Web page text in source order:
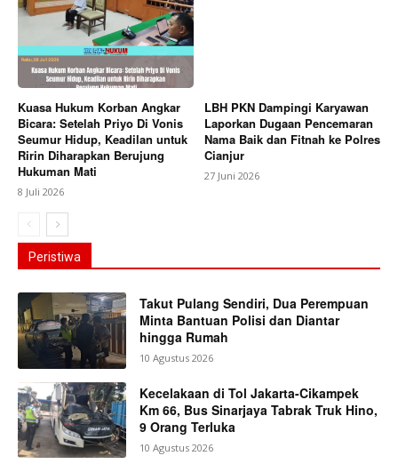
Kuasa Hukum Korban Angkar
Bicara: Setelah Priyo Di Vonis
Seumur Hidup, Keadilan untuk
Ririn Diharapkan Berujung
Hukuman Mati
8 Juli 2026
LBH PKN Dampingi Karyawan
Laporkan Dugaan Pencemaran
Nama Baik dan Fitnah ke Polres
Cianjur
27 Juni 2026
Peristiwa
Takut Pulang Sendiri, Dua Perempuan
Minta Bantuan Polisi dan Diantar
hingga Rumah
10 Agustus 2026
Kecelakaan di Tol Jakarta-Cikampek
Km 66, Bus Sinarjaya Tabrak Truk Hino,
9 Orang Terluka
10 Agustus 2026